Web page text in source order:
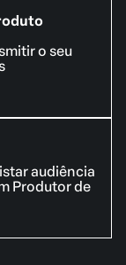
o seu
audiência
Produtor de